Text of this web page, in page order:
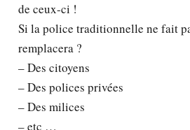
de ceux-ci !
Si la police traditionnelle ne fait
remplacera ?
– Des citoyens
– Des polices privées
– Des milices
– etc …